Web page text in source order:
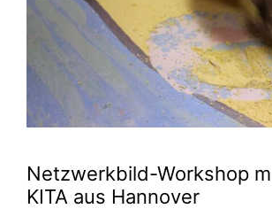
Netzwerkbild-Workshop
KITA aus Hannover